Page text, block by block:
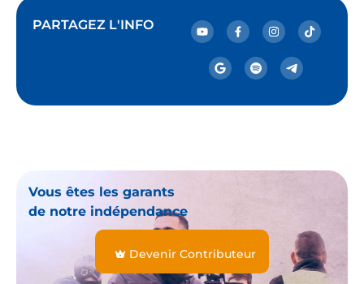
PARTAGEZ L'INFO
Vous êtes les garants
de notre indépendance
Devenir Contributeur